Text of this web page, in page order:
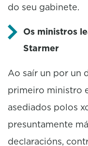
do seu gabinete.
Os ministros
Starmer
Ao saír un por un
primeiro ministro
asediados polos
presuntamente
declaracións,